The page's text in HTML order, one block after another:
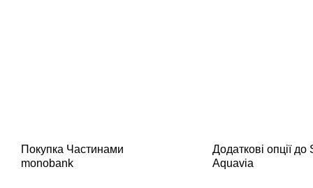
Покупка Частинами
monobank
Додаткові опції
Aquavia